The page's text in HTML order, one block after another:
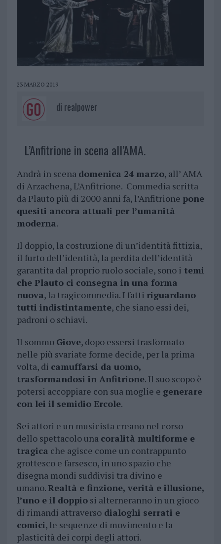
23 MARZO 2019
di realpower
L’Anfitrione in scena all’AMA.
Andrà in scena domenica 24 marzo, all’ AMA
di Arzachena, L’Anfitrione. Commedia scritta
da Plauto più di 2000 anni fa, l’Anfitrione pone
quesiti ancora attuali per l’umanità
moderna.
Il doppio, la costruzione di un’identità fittizia,
il furto dell’identità, la perdita dell’identità
garantita dal proprio ruolo sociale, sono i temi
che Plauto ci consegna in una forma
nuova, la tragicommedia. I fatti riguardano
tutti indistintamente, che siano essi dei,
padroni o schiavi.
Il sommo Giove, dopo essersi trasformato
nelle più svariate forme decide, per la prima
volta, di camuffarsi da uomo,
trasformandosi in Anfitrione. Il suo scopo è
potersi accoppiare con sua moglie e generare
con lei il semidio Ercole.
Sei attori e un musicista creano nel corso
dello spettacolo una coralità multiforme e
tragica che agisce come un contrappunto
grottesco e farsesco, in uno spazio che
disegna mondi suddivisi tra divino e
umano.Realtà e finzione, verità e illusione,
l’uno e il doppiosi alterneranno in un gioco
di rimandi attraversodialoghi serrati e
comici, le sequenze di movimento e la
plasticità dei corpi degli attori.